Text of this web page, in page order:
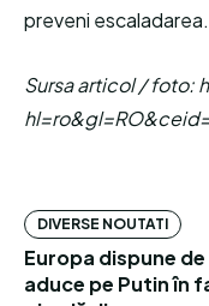
preveni escaladarea.
Sursa articol /
DIVERSE NOUTATI
Europa dispune
aduce pe Putin în